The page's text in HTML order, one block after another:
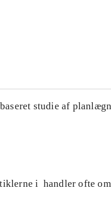
studie af
i handler ofte om